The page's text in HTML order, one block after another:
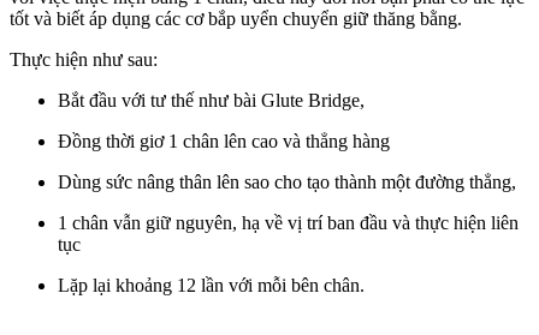
tốt và biết áp dụng các cơ bắp uyển chuyển giữ thăng bằng.
Thực hiện như sau:
Bắt đầu với tư thế như bài Glute Bridge,
Đồng thời giơ 1 chân lên cao và thẳng hàng
Dùng sức nâng thân lên sao cho tạo thành một đường thẳng,
1 chân vẫn giữ nguyên, hạ về vị trí ban đầu và thực hiện liên
tục
Lặp lại khoảng 12 lần với mỗi bên chân.